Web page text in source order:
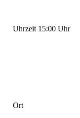
Uhrzeit 15:00 Uhr
Ort